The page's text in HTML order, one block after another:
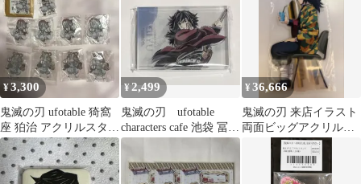
¥3,300
鬼滅の刃 ufotable 猗窩
座 狛治 アクリルスタン
ド アクスタ 9個セット
¥2,499
鬼滅の刃 ufotable
characters cafe 池袋 冨岡
義勇
¥36,666
鬼滅の刃 来店イラスト
両面ビッグアクリルス
タンド 冨岡義勇